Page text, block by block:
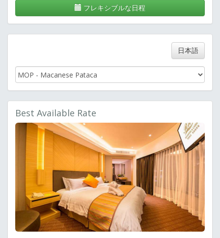
フレキシブルな日程
日本語
Best Available Rate